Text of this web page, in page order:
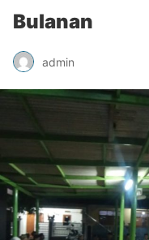
Bulanan
admin